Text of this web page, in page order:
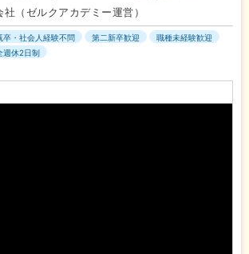
（ゼルクアカデミー運営）
卒・社会人経験不問 第二新卒歓迎
職種未経験歓迎
週休2日制